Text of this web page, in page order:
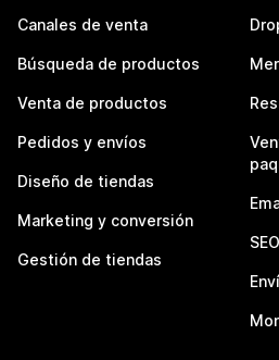
Canales de venta
Búsqueda de productos
Venta de productos
Pedidos y envíos
Diseño de tiendas
Marketing y conversión
Gestión de tiendas
SEO